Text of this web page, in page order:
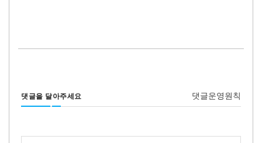
댓글을 달아주세요 댓글운영원칙